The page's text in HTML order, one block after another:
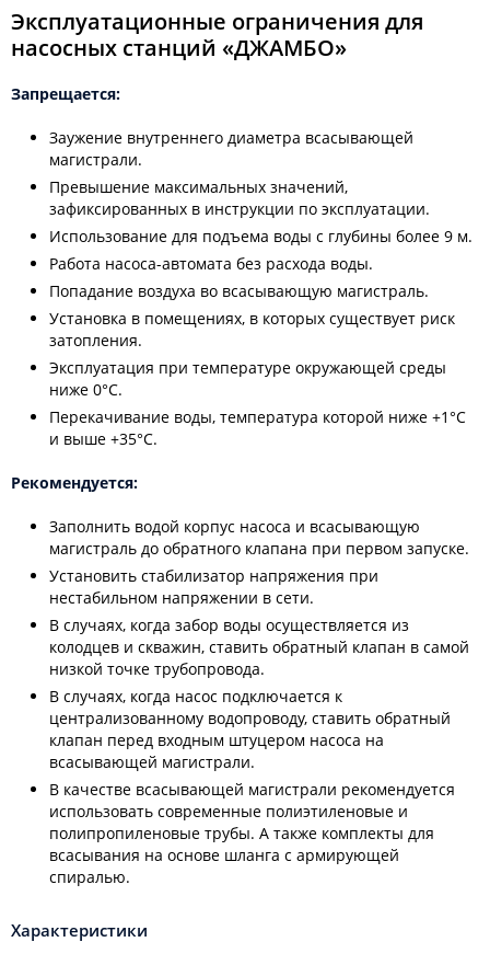
Эксплуатационные ограничения для
насосных станций «ДЖАМБО»
Запрещается:
Заужение внутреннего диаметра всасывающей
магистрали.
Превышение максимальных значений,
зафиксированных в инструкции по эксплуатации.
Использование для подъема воды с глубины более 9 м.
Работа насоса-автомата без расхода воды.
Попадание воздуха во всасывающую магистраль.
Установка в помещениях, в которых существует риск
затопления.
Эксплуатация при температуре окружающей среды
ниже 0°С.
Перекачивание воды, температура которой ниже +1°С
и выше +35°С.
Рекомендуется:
Заполнить водой корпус насоса и всасывающую
магистраль до обратного клапана при первом запуске.
Установить стабилизатор напряжения при
нестабильном напряжении в сети.
В случаях, когда забор воды осуществляется из
колодцев и скважин, ставить обратный клапан в самой
низкой точке трубопровода.
В случаях, когда насос подключается к
централизованному водопроводу, ставить обратный
клапан перед входным штуцером насоса на
всасывающей магистрали.
В качестве всасывающей магистрали рекомендуется
использовать современные полиэтиленовые и
полипропиленовые трубы. А также комплекты для
всасывания на основе шланга с армирующей
спиралью.
Характеристики